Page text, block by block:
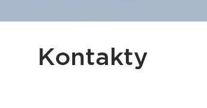
Kontakty